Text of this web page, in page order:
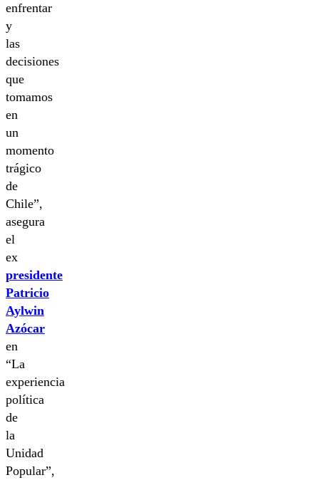
enfrentar
y
las
decisiones
que
tomamos
en
un
momento
trágico
de
Chile”,
asegura
el
ex
presidente
Patricio
Aylwin
Azócar
en
“La
experiencia
política
de
la
Unidad
Popular”,